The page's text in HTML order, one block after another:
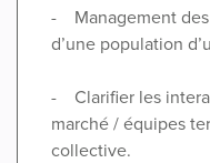
- Management des
d’une population
- Clarifier les
marché / équipes
collective.